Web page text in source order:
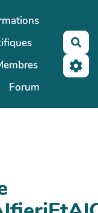
Forum